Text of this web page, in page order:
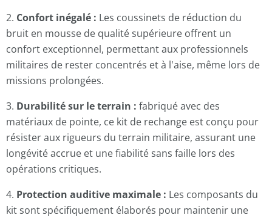
2. Confort inégalé : Les coussinets de réduction du
bruit en mousse de qualité supérieure offrent un
confort exceptionnel, permettant aux professionnels
militaires de rester concentrés et à l'aise, même lors de
missions prolongées.
3. Durabilité sur le terrain : fabriqué avec des
matériaux de pointe, ce kit de rechange est conçu pour
résister aux rigueurs du terrain militaire, assurant une
longévité accrue et une fiabilité sans faille lors des
opérations critiques.
4. Protection auditive maximale : Les composants du
kit sont spécifiquement élaborés pour maintenir une